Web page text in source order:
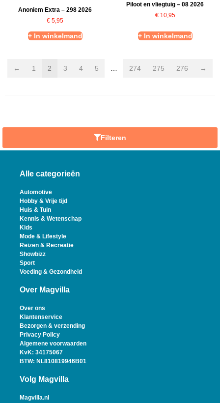
Anoniem Extra – 298 2026
€ 5,95
+ In winkelmand
Piloot en vliegtuig – 08 2026
€10,95
+ In winkelmand
← 1 2 3 4 5 … 274 275 276 →
Filteren
Alle categorieën
Automotive
Hobby & Vrije tijd
Huis & Tuin
Kennis & Wetenschap
Kids
Mode & Lifestyle
Reizen & Recreatie
Showbizz
Sport
Voeding & Gezondheid
Over Magvilla
Over ons
Klantenservice
Bezorgen & verzending
Privacy Policy
Algemene voorwaarden
KvK: 34175067
BTW: NL810819946B01
Volg Magvilla
Magvilla.nl